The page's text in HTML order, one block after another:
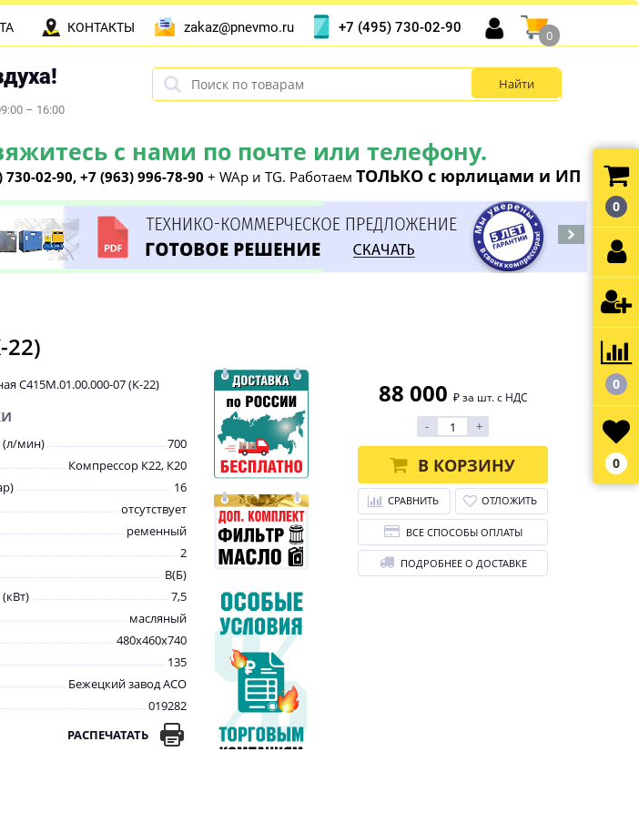
– 16:00
с нами по почте или телефону.
730-02-90, +7 (963) 996-78-90 + WAp и TG. Работаем ТОЛЬКО с юрлицами и ИП
КОНТАКТЫ zakaz@pnevmo.ru +7 (495) 730-02-90
0
22)
С415М.01.00.000-07 (К-22)
(л/мин)
700
Компрессор К22, К20
16
отсутствует
ременный
2
В(Б)
7,5
масляный
480х460х740
135
Бежецкий завод АСО
019282
РАСПЕЧАТАТЬ
88 000 ₽ за шт. с НДС
- +
В КОРЗИНУ
СРАВНИТЬ ОТЛОЖИТЬ
ВСЕ СПОСОБЫ ОПЛАТЫ
ПОДРОБНЕЕ О ДОСТАВКЕ
0
0
0